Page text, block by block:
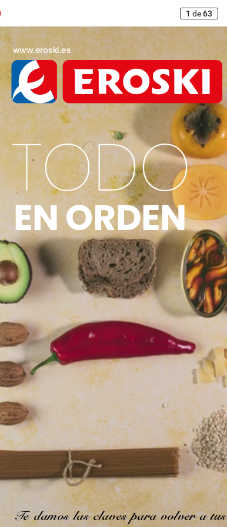
1 de63
www.eroski.es
Te damos las claves para volver a tus
TODO
ENORDEN